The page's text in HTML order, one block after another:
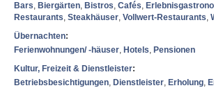
Bars, Biergärten, Bistros, Cafés,
Restaurants, Steakhäuser, Vollwert-Restaurants,
Übernachten:
Ferienwohnungen/ -häuser, Hotels, Pensionen
Kultur, Freizeit & Dienstleister:
Betriebsbesichtigungen, Dienstleister, Erholung,